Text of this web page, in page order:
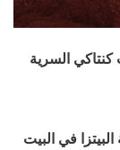
كنتاكي السرية
في البيت